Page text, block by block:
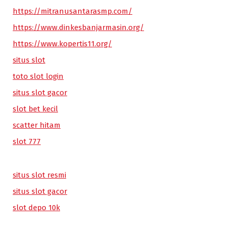
https://mitranusantarasmp.com/
https://www.dinkesbanjarmasin.org/
https://www.kopertis11.org/
situs slot
toto slot login
situs slot gacor
slot bet kecil
scatter hitam
slot 777
situs slot resmi
situs slot gacor
slot depo 10k